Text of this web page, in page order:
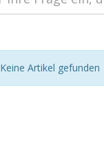
Keine Artikel gefunden